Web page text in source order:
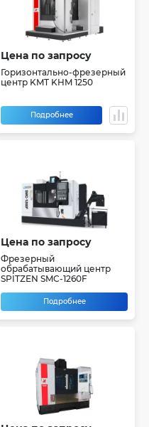
Цена по запросу
Горизонтально-фрезерный
центр KMT KHM 1250
Подробнее
Цена по запросу
Фрезерный
обрабатывающий центр
SPITZEN SMC-1260F
Подробнее